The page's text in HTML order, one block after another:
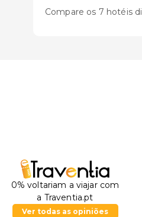
Compare os 7 hotéis
0% voltariam a viajar com
a Traventia.pt
Ver todas as opiniões